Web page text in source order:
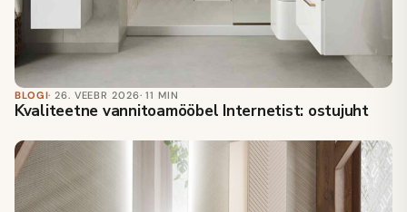
BLOGI· 26. VEEBR 2026· 11 MIN
Kvaliteetne vannitoamööbel Internetist: ostujuht